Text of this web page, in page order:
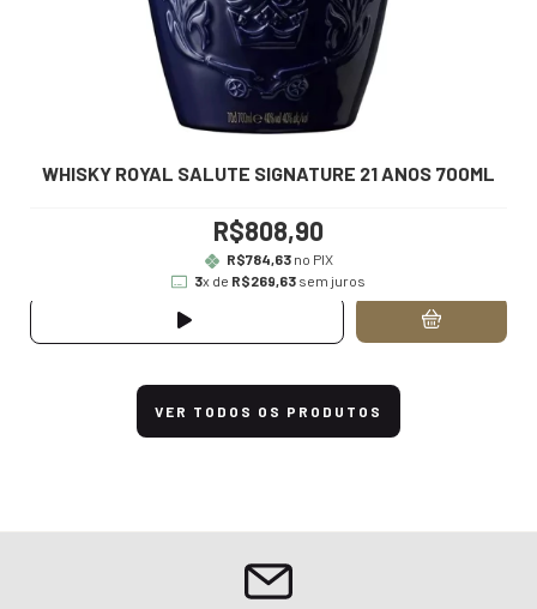
WHISKY ROYAL SALUTE SIGNATURE 21 ANOS 700ML
R$808,90
R$784,63no PIX
3x de R$269,63 sem juros
VER TODOS OS PRODUTOS